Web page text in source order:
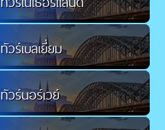
ทัวร์เบลเยี่ยม
ทัวร์นอร์เวย์